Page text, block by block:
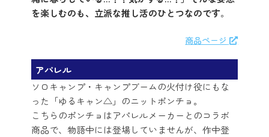
を楽しむのも、立派な推し活のひとつなのです。
商品ページ
アパレル
ソロキャンプ・キャンプブームの火付け役にもな
った「ゆるキャン△」のニットポンチョ。
こちらのポンチョはアパレルメーカーとのコラボ
商品で、物語中には登場していませんが、作中登